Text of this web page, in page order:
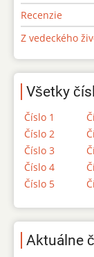
Recenzie
Z vedeckého
Všetky
Číslo 1
Číslo 2
Číslo 3
Číslo 4
Číslo 5
Aktuálne